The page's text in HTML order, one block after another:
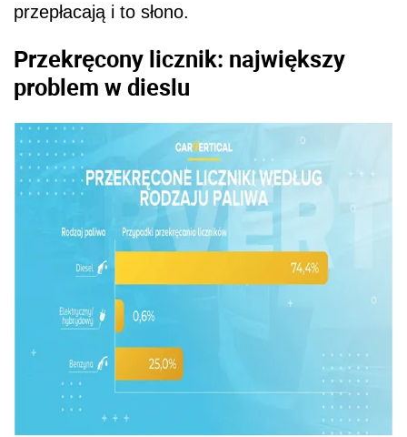
przepłacają i to słono.
Przekręcony licznik: największy
problem w dieslu